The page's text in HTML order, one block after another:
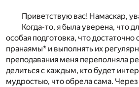
Приветствую вас! Намаскар,
Когда-то, я была уверена, что
особая подготовка, что достаточно
пранаямы* и выполнять их
преподавания меня переполняла
делиться с каждым, кто будет
мудростью, что обрела сама.